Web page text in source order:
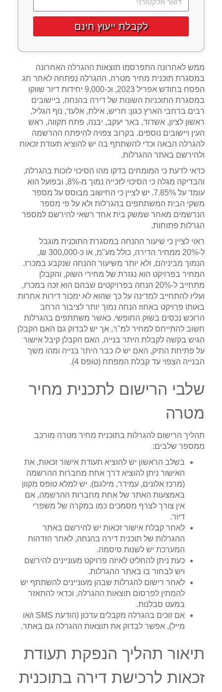
לקבלת ייעוץ חינם
ממש לאחרונה התפרסמו תוצאות ההגרלה האחרונה
במסגרת תוכנית מחיר מטרה, ההגרלה נפתחה לאחר חג
הפסח בחודש אפריל 2023, וכ-9,000 יחידות דיור שווקו
במסגרת התוכניות השונות של דירה בהנחה, ביישובים
רבים ברחבי הארץ כגון: חריש, אילת, אלעד, נוף הגליל,
ראשון לציון, אשדוד, באר יעקב, יבנה, פתח תקווה, ראש
העין ויישובים נוספים. בקרוב צפויה להיפתח ההרשמה
להגרלה הבאה וכדי להשתתף בה יש להוציא תעודת זכאות
ולהירשם באתר ההגרלות.
כדאי לדעת כי המומחים בדקו מהו הסיכוי לזכות בהגרלה,
והבדיקה מגלה כי הסיכוי לזכייה נמוך מ-8%, ובפועל הוא
עומד על 7.85%. יש לציין כי החישוב מבוסס על מספר
משקי הבית המשתתפים בהגרלות ולא על פי מספר
הנרשמים מאחר שמשק בית אחד רשאי להירשם למספר
הגרלות פתוחות.
ראוי לציין כי שיעור ההנחה במסגרת התוכנית מוגבל
ל-20% ממחיר הדירה, כולל מע"מ, או כ-300,000 ₪,
הנמוך מביניהם, ולא יותר משיעור ההנחה שנקבע במכרז.
המחיר בפרויקט הוא נגזרת של מחירי השוק, והקבלן
מתחייב ל-20% הנחה בפרויקטים שבהם הוא זכה במכרז,
ועליו להתחייב למדינה על כך שהוא לא ימכור דירות אחרות
באותו פרויקט באחוז הנחה נמוך יותר לציבור הרחב
הרוכש נכסים בשוק החופשי. כאשר משתתפים בהגרלות
חשוב להתייחס למחיר למ"ר, אך יש לבדוק גם האם הקבלן
הגיש בקשה לקבלת היתר בנייה, האם הקבלן קיבל אישור
על פתיחת התיק, האם יש לו כבר היתר בנייה ומהו משך
הבנייה הצפוי עד קבלת המפתח (טופס 4).
שלבי הרישום לתכנית מחיר
מטרה
תהליך הרישום להגרלות בתוכנית מחיר מטרה מורכב
ממספר שלבים:
בשלב הראשון יש להוציא תעודת אישור זכאות, את
האישור ניתן להוציא דרך אחת מחברות ההרשמה
(מרכז אלונים, עמידר, מילגם). יש למלא טופס מקוון
באמצעות האתר של אחת מחברות ההרשמה, אם
אין צורך לצרף מסמכים כמו במקרה של משפרי
דיור.
לאחר קבלת אישור זכאות יש להירשם באתר
ההגרלות של תוכנית דירה בהנחה, לאחר הזדהות
המערכת יש לשנות סיסמה.
כעת ניתן להחליט לאיזה פרויקט מעוניינים להירשם
ויש לבחור בו באתר ההגרלות.
לאחר רישום להגרלות שבהן מעוניינים להשתתף יש
להמתין לפרסום תוצאות ההגרלה, וכדאי להתאזר
במעט סבלנות.
אם זוכים בהגרלה מקבלים עדכון (הודעת SMS ו/או
מייל), אפשר לבדוק את תוצאות ההגרלה גם באתר.
תיאור תהליך הנפקת תעודת
זכאות לרכישת דירה בתוכנית